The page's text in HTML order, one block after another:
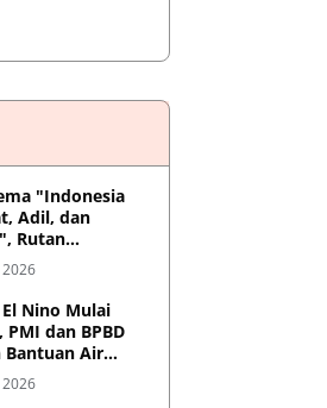
"Indonesia
Adil, dan
Rutan
Gelar Donor
RI ke-81
Nino Mulai
PMI dan BPBD
Bantuan Air
Desa Terdampak